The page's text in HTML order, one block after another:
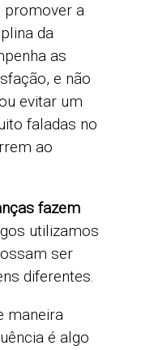
promover a
da
as
e não
evitar um
faladas no
ao
fazem
utilizamos
ser
diferentes.
maneira
é algo